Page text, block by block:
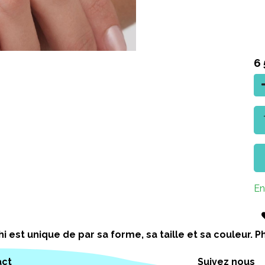
6
est unique de par sa forme, sa taille et sa couleur.
Suivez nous